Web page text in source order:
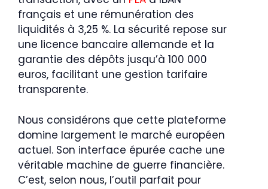
français et une rémunération des
liquidités à 3,25 %. La sécurité repose sur
une licence bancaire allemande et la
garantie des dépôts jusqu’à 100 000
euros, facilitant une gestion tarifaire
transparente.
Nous considérons que cette plateforme
domine largement le marché européen
actuel. Son interface épurée cache une
véritable machine de guerre financière.
C’est, selon nous, l’outil parfait pour